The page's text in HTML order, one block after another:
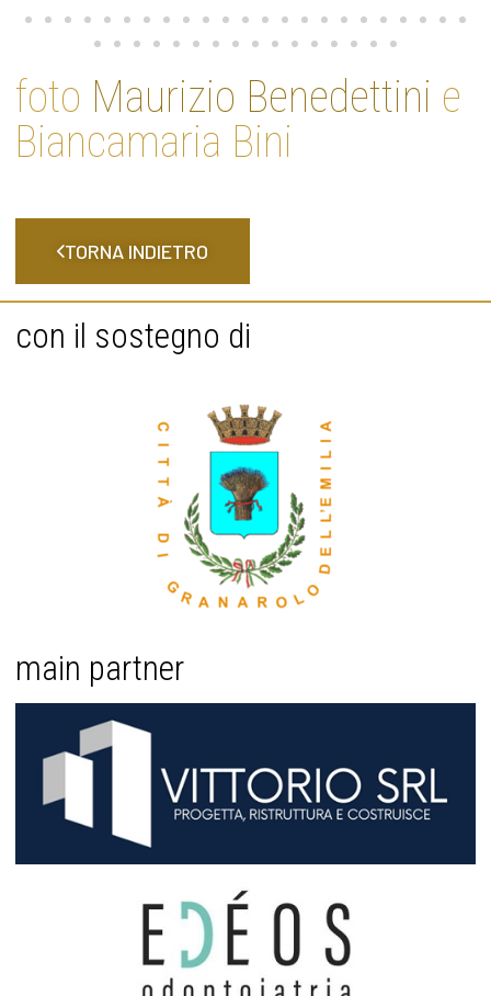
foto Maurizio Benedettini e
Biancamaria Bini
TORNA INDIETRO
con il sostegno di
main partner